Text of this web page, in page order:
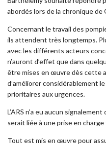
abordés lors de la chronique
Concernant le travail des
ils attendent très longtemps.
avec les différents acteurs
n’auront d’effet que dans
être mises en œuvre dès cette
d’améliorer considérablement
prioritaires aux urgences.
L’ARS n’a eu aucun
serait liée à une prise en
Tout est mis en œuvre pour